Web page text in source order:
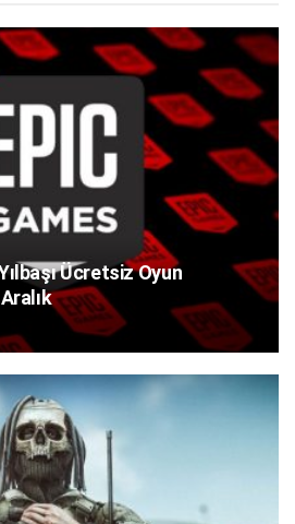
Ücretsiz Oyun